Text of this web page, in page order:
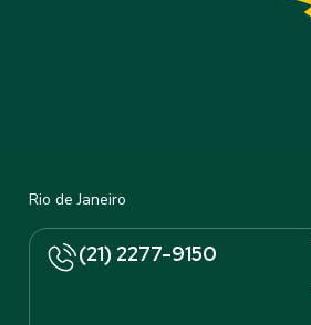
Rio de Janeiro
(21) 2277-9150